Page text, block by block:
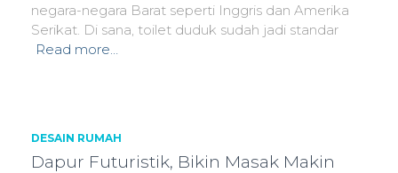
negara-negara Barat seperti Inggris dan Amerika
Serikat. Di sana, toilet duduk sudah jadi standar
Read more…
DESAIN RUMAH
Dapur Futuristik, Bikin Masak Makin